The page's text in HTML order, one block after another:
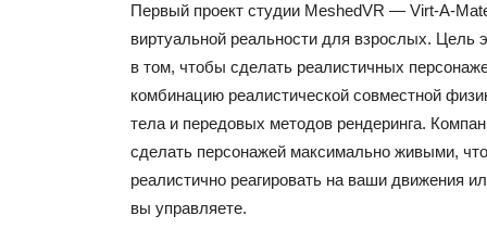
Первый проект студии MeshedVR — Virt-A-
виртуальной реальности для взрослых. Цель
в том, чтобы сделать реалистичных
комбинацию реалистической совместной
тела и передовых методов рендеринга.
сделать персонажей максимально живыми,
реалистично реагировать на ваши движения
вы управляете.